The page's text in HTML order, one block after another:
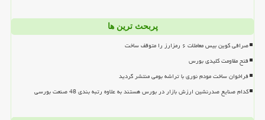
پربحث ترین ها
صرافی کوین بیس معاملات ۶ رمزارز را متوقف ساخت
فتح مقاومت کلیدی بورس
فراخوان ساخت مودم نوری با تراشه بومی منتشر گردید
کدام صنایع صدرنشین ارزش بازار در بورس هستند به علاوه رتبه بندی 48 صنعت بورسی